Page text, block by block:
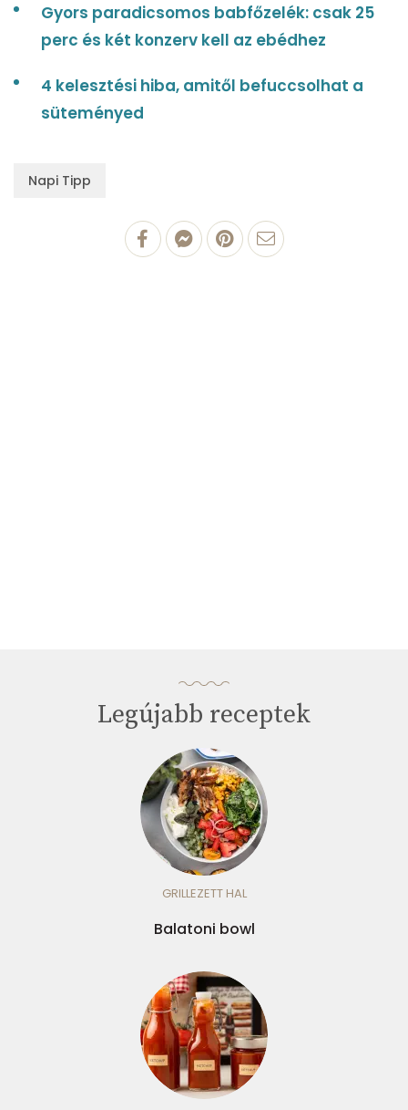
Gyors paradicsomos babfőzelék: csak 25
perc és két konzerv kell az ebédhez
4 kelesztési hiba, amitől befuccsolhat a
süteményed
Napi Tipp
Legújabb receptek
GRILLEZETT HAL
Balatoni bowl